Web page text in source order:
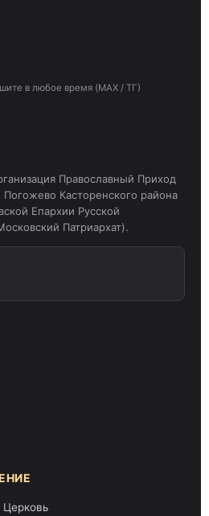
в любое время (MAX / ТГ)
Православный Приход
Касторенского района
Епархии Русской
Патриархат).
Церковь